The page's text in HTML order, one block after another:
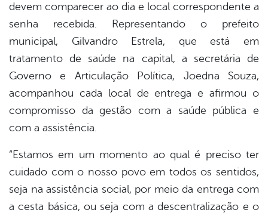
devem comparecer ao dia e local correspondente a
senha recebida. Representando o prefeito
municipal, Gilvandro Estrela, que está em
tratamento de saúde na capital, a secretária de
Governo e Articulação Política, Joedna Souza,
acompanhou cada local de entrega e afirmou o
compromisso da gestão com a saúde pública e
com a assistência.
“Estamos em um momento ao qual é preciso ter
cuidado com o nosso povo em todos os sentidos,
seja na assistência social, por meio da entrega com
a cesta básica, ou seja com a descentralização e o